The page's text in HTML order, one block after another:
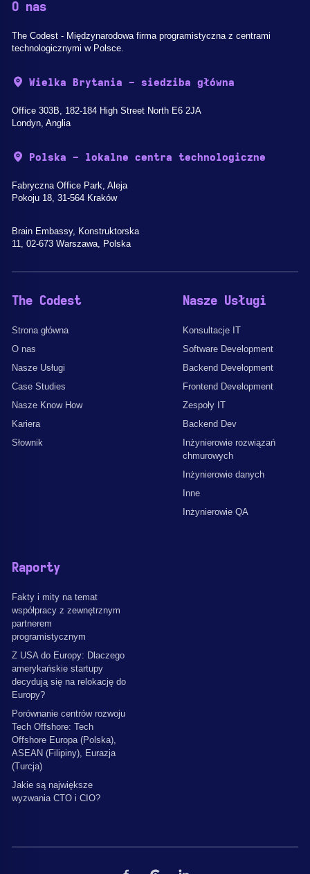
O nas
The Codest - Międzynarodowa firma programistyczna z centrami
technologicznymi w Polsce.
Wielka Brytania - siedziba główna
Office 303B, 182-184 High Street North E6 2JA
Londyn, Anglia
Polska - lokalne centra technologiczne
Fabryczna Office Park, Aleja
Pokoju 18, 31-564 Kraków
Brain Embassy, Konstruktorska
11, 02-673 Warszawa, Polska
The Codest
Strona główna
O nas
Nasze Usługi
Case Studies
Nasze Know How
Kariera
Słownik
Nasze Usługi
Konsultacje IT
Software Development
Backend Development
Frontend Development
Zespoły IT
Backend Dev
Inżynierowie rozwiązań
chmurowych
Inżynierowie danych
Inne
Inżynierowie QA
Raporty
Fakty i mity na temat
współpracy z zewnętrznym
partnerem
programistycznym
Z USA do Europy: Dlaczego
amerykańskie startupy
decydują się na relokację do
Europy?
Porównanie centrów rozwoju
Tech Offshore: Tech
Offshore Europa (Polska),
ASEAN (Filipiny), Eurazja
(Turcja)
Jakie są największe
wyzwania CTO i CIO?